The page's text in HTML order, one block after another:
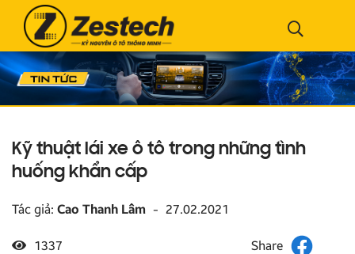
Kỹ thuật lái xe ô tô trong những tình
huống khẩn cấp
Tác giả: Cao Thanh Lâm - 27.02.2021
1337